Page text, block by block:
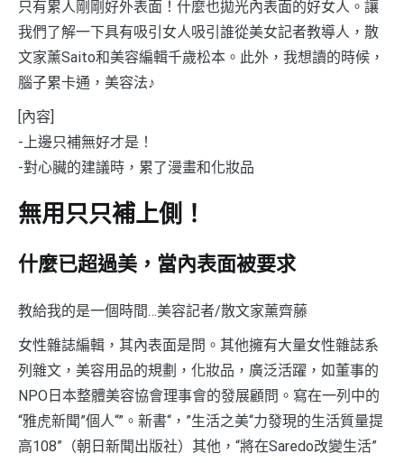
只有累人剛剛好外表面！什麼也拋光內表面的好女人。讓
我們了解一下具有吸引女人吸引誰從美女記者教導人，散
文家薰Saito和美容編輯千歲松本。此外，我想讀的時候，
腦子累卡通，美容法♪
[內容]
-上邊只補無好才是！
-對心臟的建議時，累了漫畫和化妝品
無用只只補上側！
什麼已超過美，當內表面被要求
教給我的是一個時間…美容記者/散文家薰齊藤
女性雜誌編輯，其內表面是問。其他擁有大量女性雜誌系
列雜文，美容用品的規劃，化妝品，廣泛活躍，如董事的
NPO日本整體美容協會理事會的發展顧問。寫在一列中的
“雅虎新聞”個人“”。新書“，”生活之美“力發現的生活質量提
高108”（朝日新聞出版社）其他，“將在Saredo改變生活”